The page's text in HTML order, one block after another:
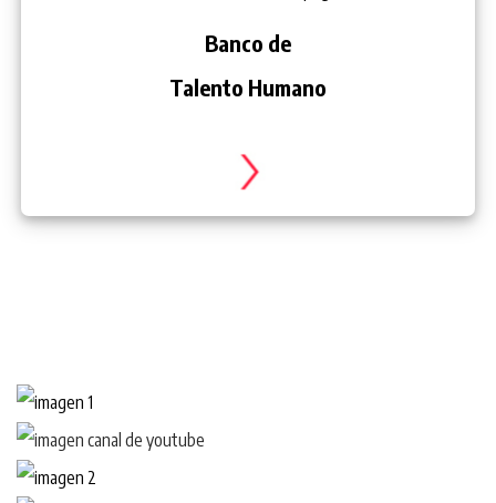
Banco de
Talento Humano